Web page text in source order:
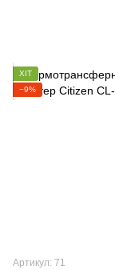
ХІТ
−9%
Артикул: 71